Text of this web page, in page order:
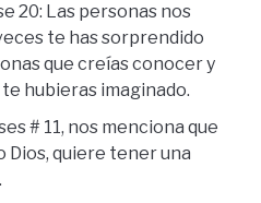
20: Las personas nos
te has sorprendido
que creías conocer y
hubieras imaginado.
# 11, nos menciona que
quiere tener una